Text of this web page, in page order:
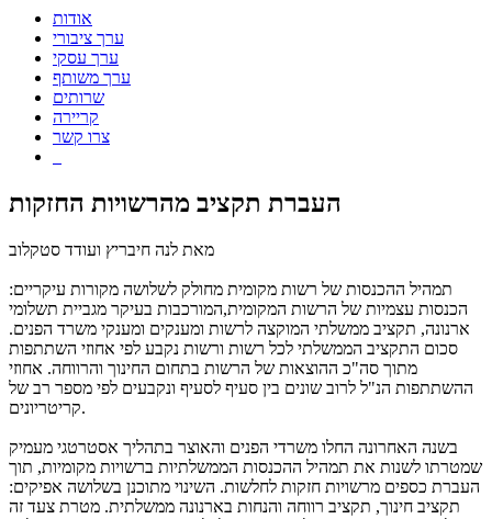
אודות
ערך ציבורי
ערך עסקי
ערך משותף
שרותים
קריירה
צרו קשר
העברת תקציב מהרשויות החזקות
מאת לנה חיבריץ ועודד סטקלוב
תמהיל ההכנסות של רשות מקומית מחולק לשלושה מקורות עיקריים:
הכנסות עצמיות של הרשות המקומית,המורכבות בעיקר מגביית תשלומי
ארנונה, תקציב ממשלתי המוקצה לרשות ומענקים ומענקי משרד הפנים.
סכום התקציב הממשלתי לכל רשות ורשות נקבע לפי אחוזי השתתפות
מתוך סה"כ ההוצאות של הרשות בתחום החינוך והרווחה. אחוזי
ההשתתפות הנ"ל לרוב שונים בין סעיף לסעיף ונקבעים לפי מספר רב של
קריטריונים.
בשנה האחרונה החלו משרדי הפנים והאוצר בתהליך אסטרטגי מעמיק
שמטרתו לשנות את תמהיל ההכנסות הממשלתיות ברשויות מקומיות, תוך
העברת כספים מרשויות חזקות לחלשות. השינוי מתוכנן בשלושה אפיקים:
תקציב חינוך, תקציב רווחה והנחות בארנונה ממשלתית. מטרת צעד זה